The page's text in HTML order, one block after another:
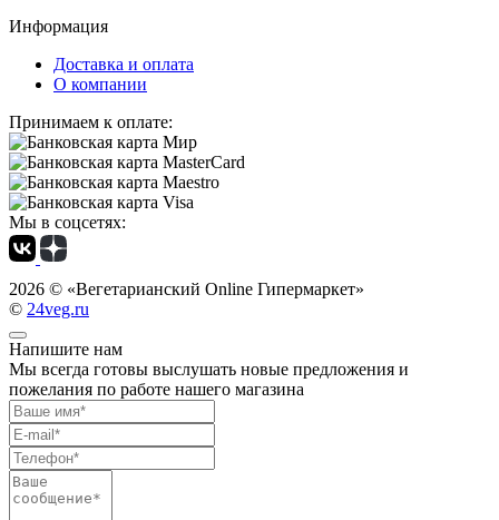
Информация
Доставка и оплата
О компании
Принимаем к оплате:
Мы в соцсетях:
2026 © «Вегетарианский Online Гипермаркет»
© 24veg.ru
Напишите нам
Мы всегда готовы выслушать новые предложения и
пожелания по работе нашего магазина